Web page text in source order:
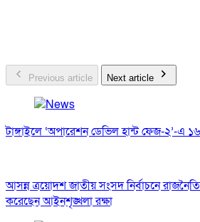
Previous article Next article